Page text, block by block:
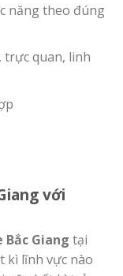
năng theo đúng
trực quan, linh
với
Giang tại
kì lĩnh vực nào